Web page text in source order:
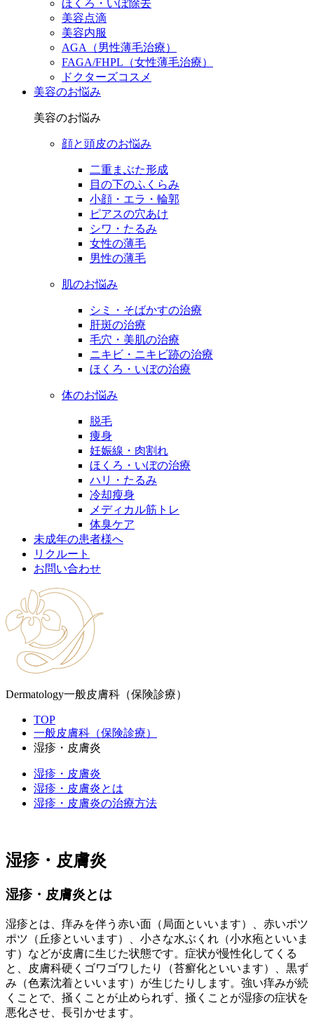
ほくろ・いぼ除去
美容点滴
美容内服
AGA（男性薄毛治療）
FAGA/FHPL（女性薄毛治療）
ドクターズコスメ
美容のお悩み
美容のお悩み
顔と頭皮のお悩み
二重まぶた形成
目の下のふくらみ
小顔・エラ・輪郭
ピアスの穴あけ
シワ・たるみ
女性の薄毛
男性の薄毛
肌のお悩み
シミ・そばかすの治療
肝斑の治療
毛穴・美肌の治療
ニキビ・ニキビ跡の治療
ほくろ・いぼの治療
体のお悩み
脱毛
痩身
妊娠線・肉割れ
ほくろ・いぼの治療
ハリ・たるみ
冷却瘦身
メディカル筋トレ
体臭ケア
未成年の患者様へ
リクルート
お問い合わせ
Dermatology一般皮膚科（保険診療）
TOP
一般皮膚科（保険診療）
湿疹・皮膚炎
湿疹・皮膚炎
湿疹・皮膚炎とは
湿疹・皮膚炎の治療方法
湿疹・皮膚炎
湿疹・皮膚炎とは
湿疹とは、痒みを伴う赤い面（局面といいます）、赤いポツ
ポツ（丘疹といいます）、小さな水ぶくれ（小水疱といいま
す）などが皮膚に生じた状態です。症状が慢性化してくる
と、皮膚科硬くゴワゴワしたり（苔癬化といいます）、黒ず
み（色素沈着といいます）が生じたりします。強い痒みが続
くことで、掻くことが止められず、掻くことが湿疹の症状を
悪化させ、長引かせます。